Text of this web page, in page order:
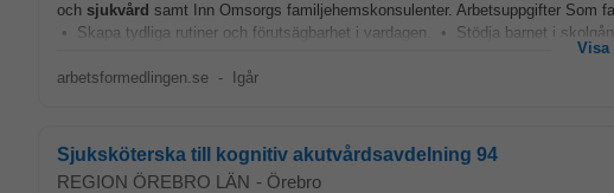
och sjukvård samt Inn Omsorgs familjehemskonsulenter. Arbetsuppgifter
• Skapa tydliga rutiner och förutsägbarhet i vardagen. • Stödja barnet i
Visa
arbetsformedlingen.se - Igår
Sjuksköterska till kognitiv akutvårdsavdelning 94
REGION ÖREBRO LÄN - Örebro